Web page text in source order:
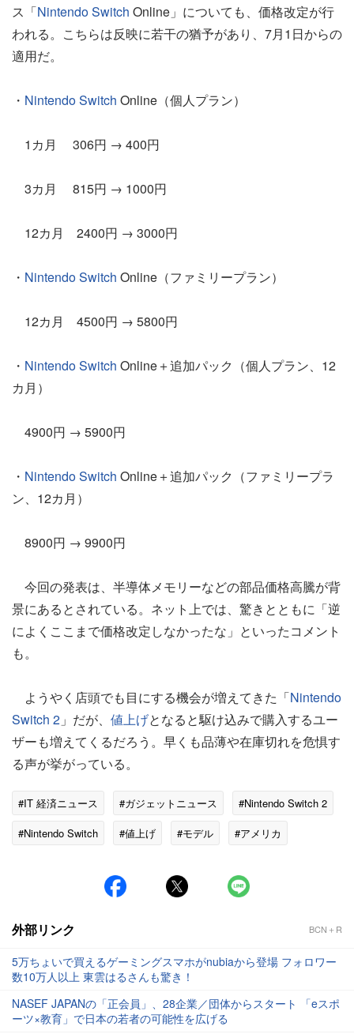
ス「Nintendo Switch Online」についても、価格改定が行
われる。こちらは反映に若干の猶予があり、7月1日からの
適用だ。
・ Nintendo Switch Online（個人プラン）
1カ月 306円 → 400円
3カ月 815円 → 1000円
12カ月 2400円 → 3000円
・ Nintendo Switch Online（ファミリープラン）
12カ月 4500円 → 5800円
・ Nintendo Switch Online＋追加パック（個人プラン、12
カ月）
4900円 → 5900円
・ Nintendo Switch Online＋追加パック（ファミリープラ
ン、12カ月）
8900円 → 9900円
今回の発表は、半導体メモリーなどの部品価格高騰が背
景にあるとされている。ネット上では、驚きとともに「逆
によくここまで価格改定しなかったな」といったコメント
も。
ようやく店頭でも目にする機会が増えてきた「Nintendo
Switch 2 」だが、 値上げとなると駆け込みで購入するユー
ザーも増えてくるだろう。早くも品薄や在庫切れを危惧す
る声が挙がっている。
#IT 経済ニュース #ガジェットニュース
#Nintendo Switch 2
#Nintendo Switch
#値上げ #モデル
#アメリカ
外部リンク BCN＋R
5万ちょいで買えるゲーミングスマホがnubiaから登場 フォロワー
数10万人以上 東雲はるさんも驚き！
NASEF JAPANの「正会員」、28企業／団体からスタート 「eスポ
ーツ×教育」で日本の若者の可能性を広げる